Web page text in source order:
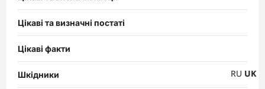
Цікаві та визначні постаті
Цікаві факти
Шкідники RU UK